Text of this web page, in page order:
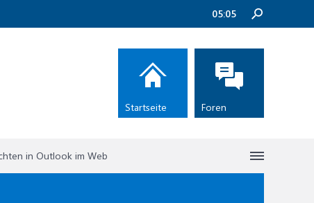
in Outlook im Web
05:05
Startseite Foren